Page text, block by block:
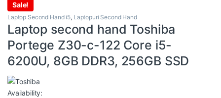
Sale!
Laptop Second Hand i5, Laptopuri Second Hand
Laptop second hand Toshiba
Portege Z30-c-122 Core i5-
6200U, 8GB DDR3, 256GB SSD
Availability: